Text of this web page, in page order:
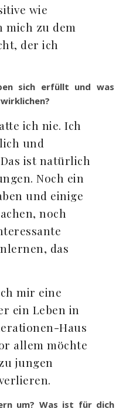
wie
mich zu dem
der ich
sich erfüllt und was
ich nie. Ich
und
ist natürlich
Noch ein
und einige
noch
das
mir eine
ein Leben in
Haus
allem möchte
jungen
um? Was ist für dich